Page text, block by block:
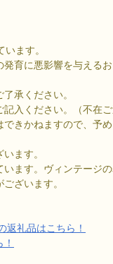
ます。
育に悪影響を与えるお
承ください。
入ください。（不在ご
きかねますので、予
ます。
ます。ヴィンテージ
ざいます。
返礼品はこちら！